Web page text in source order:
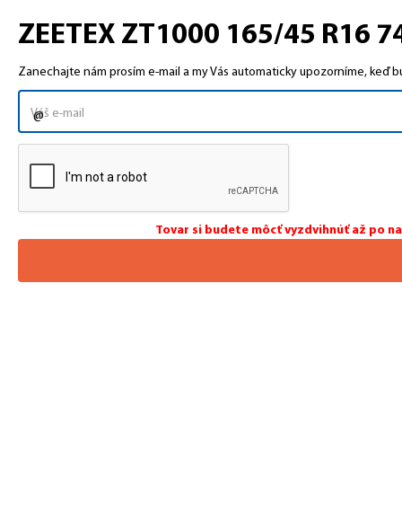
ZEETEX ZT1000 165/45 R16
Zanechajte nám prosím e-mail a my Vás automaticky upozorníme, keď
Tovar si budete môcť vyzdvihnúť až po